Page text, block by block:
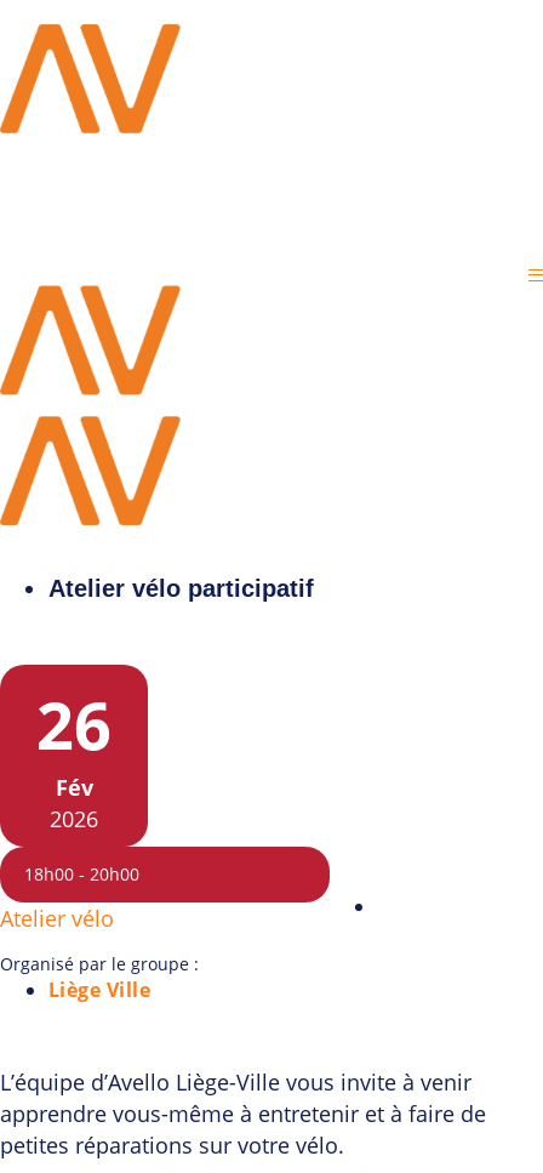
Atelier vélo participatif
26
Fév
2026
18h00 - 20h00
Atelier vélo
Organisé par le groupe :
Liège Ville
L’équipe d’Avello Liège-Ville vous invite à venir
apprendre vous-même à entretenir et à faire de
petites réparations sur votre vélo.